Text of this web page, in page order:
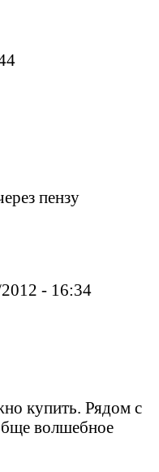
пензу
- 16:34
купить. Рядом с
волшебное